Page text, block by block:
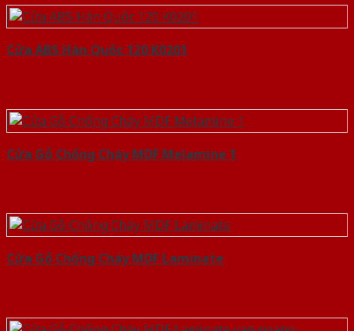
Cửa ABS Hàn Quốc 120 K0201
Cửa Gỗ Chống Cháy MDF Melamine 1
Cửa Gỗ Chống Cháy MDF Laminate